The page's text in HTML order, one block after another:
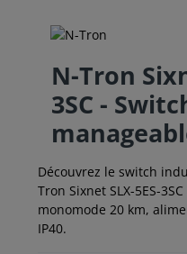
N-Tron
3SC -
Découvrez le switch
Tron Sixnet SLX-5ES-
monomode 20 km,
IP40.